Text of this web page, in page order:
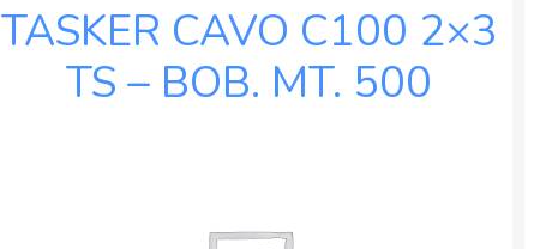
TASKER CAVO C100 2×3
TS – BOB. MT. 500